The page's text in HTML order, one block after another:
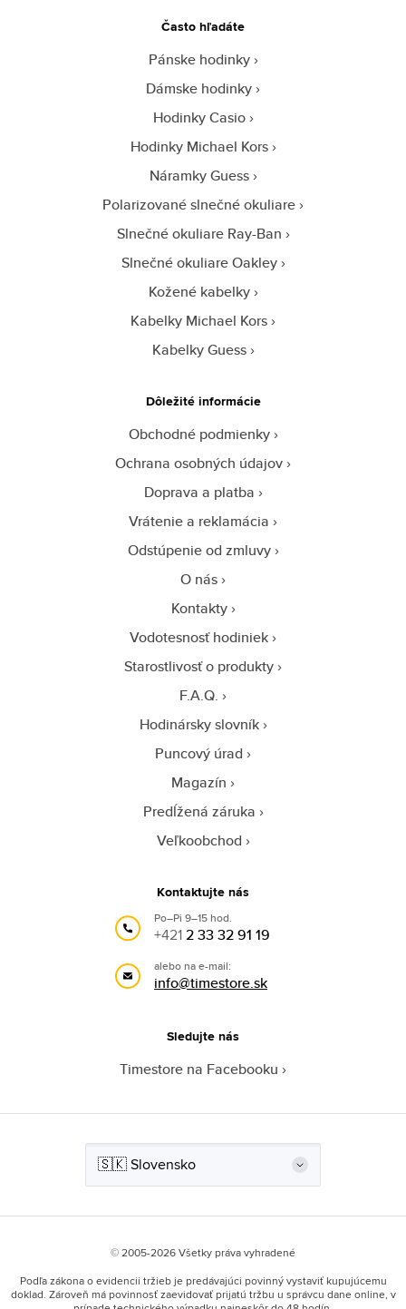
Často hľadáte
Pánske hodinky
Dámske hodinky
Hodinky Casio
Hodinky Michael Kors
Náramky Guess
Polarizované slnečné okuliare
Slnečné okuliare Ray-Ban
Slnečné okuliare Oakley
Kožené kabelky
Kabelky Michael Kors
Kabelky Guess
Dôležité informácie
Obchodné podmienky
Ochrana osobných údajov
Doprava a platba
Vrátenie a reklamácia
Odstúpenie od zmluvy
O nás
Kontakty
Vodotesnosť hodiniek
Starostlivosť o produkty
F.A.Q.
Hodinársky slovník
Puncový úrad
Magazín
Predĺžená záruka
Veľkoobchod
Kontaktujte nás
Po–Pi 9–15 hod.
+4212 33 32 91 19
alebo na e-mail:
info@timestore.sk
Sledujte nás
Timestore na Facebooku
© 2005-2026 Všetky práva vyhradené
Podľa zákona o evidencii tržieb je predávajúci povinný vystaviť kupujúcemu
doklad. Zároveň má povinnosť zaevidovať prijatú tržbu u správcu dane online, v